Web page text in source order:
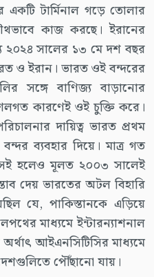
টার্মিনাল গড়ে তোলার
কাজ করছে। ইরানের
২০২৪ সালের ১৩ মে দশ বছর
ও ইরান। ভারত ওই বন্দরের
সঙ্গে বাণিজ্য বাড়ানোর
কারণেই ওই চুক্তি করে।
দায়িত্ব ভারত প্রথম
ব্যবহার দিয়ে। মাত্র গত
সই হলেও মূলত ২০০৩ সালেই
দেয় ভারতের অটল বিহারি
যে, পাকিস্তানকে এড়িয়ে
মাধ্যমে ইন্টারন্যাশনাল
অর্থাৎ আইএনসিটিসির মাধ্যমে
পৌঁছানো যায়।